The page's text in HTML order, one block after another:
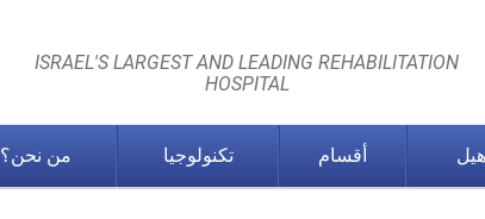
ISRAEL'S LARGEST AND LEADING REHABILITATION
HOSPITAL
أقسام تكنولوجيا من نحن؟